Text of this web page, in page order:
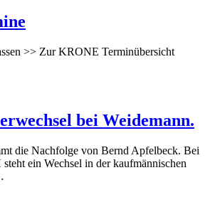
>> Zur KRONE Terminübersicht
bei Weidemann.
die Nachfolge von Bernd Apfelbeck. Bei
ein Wechsel in der kaufmännischen